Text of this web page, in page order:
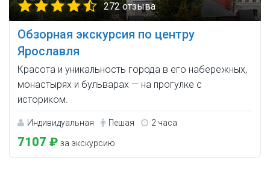
272 отзыва
Обзорная экскурсия по центру
Ярославля
Красота и уникальность города в его набережных,
монастырях и бульварах — на прогулке с
историком.
Индивидуальная Пешая 2 часа
7107 ₽ за экскурсию